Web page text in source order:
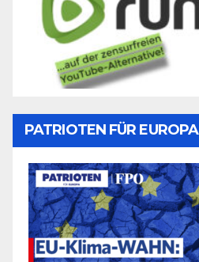
PATRIOTEN FÜR EUROPA